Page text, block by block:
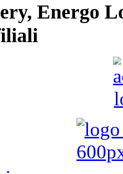
Energo